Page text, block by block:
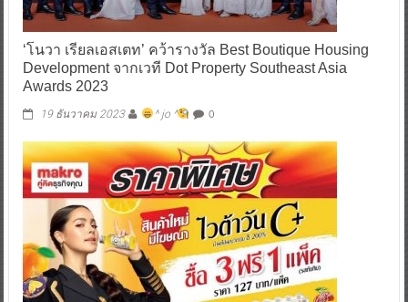
‘โนวา เรียลเอสเตท’ คว้ารางวัล Best Boutique Housing
Development จากเวที Dot Property Southeast Asia
Awards 2023
19 ธันวาคม 2023 ^ jo ^ 0